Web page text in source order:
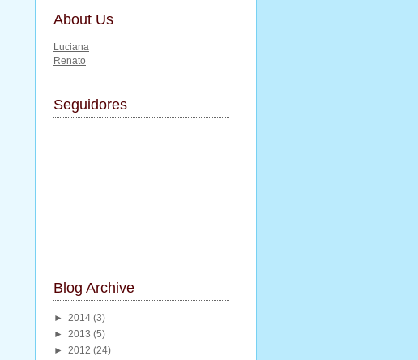
About Us
Luciana
Renato
Seguidores
Blog Archive
► 2014 (3)
► 2013 (5)
► 2012 (24)